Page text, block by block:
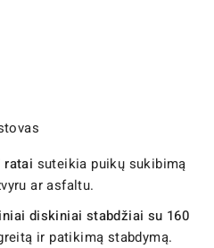
ratai suteikia puikų sukibimą
ar asfaltu.
diskiniai stabdžiai su 160
ir patikimą stabdymą.